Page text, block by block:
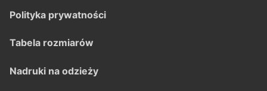
Polityka prywatności
Tabela rozmiarów
Nadruki na odzieży